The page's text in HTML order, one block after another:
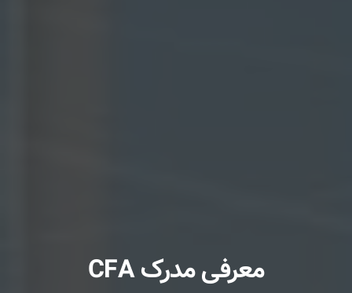
معرفی مدرک CFA